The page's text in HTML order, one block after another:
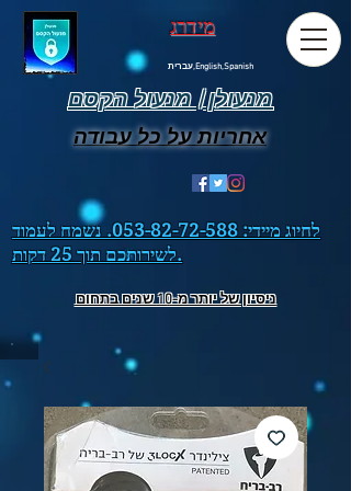
עברית,English,Spanish
מנעולן | מנעול הקסם
ניסיון של יותר מ-10 שנים בתחום
לחיוג מיידי: 053-82-72-588. נשמח לעמוד
לשירותכם תוך 25 דקות.
מידרג
אחריות על כל עבודה